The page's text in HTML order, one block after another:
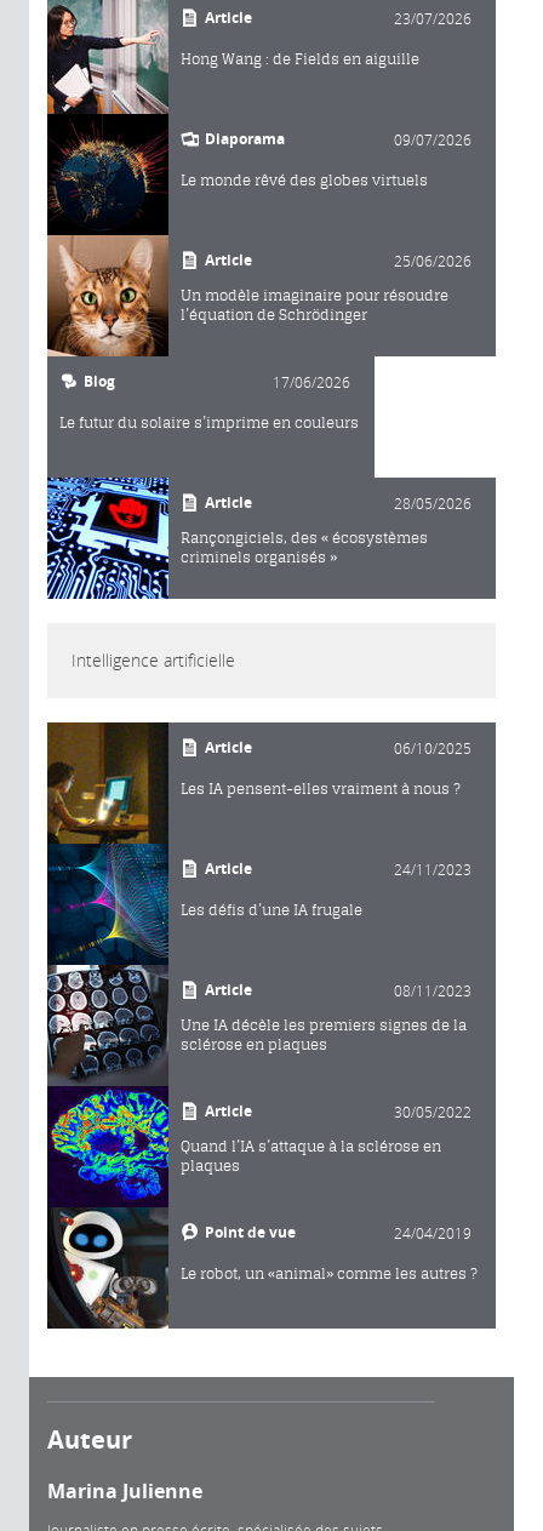
Article 23/07/2026
Hong Wang : de Fields en aiguille
Diaporama 09/07/2026
Le monde rêvé des globes virtuels
Article 25/06/2026
Un modèle imaginaire pour résoudre
l’équation de Schrödinger
Blog 17/06/2026
Le futur du solaire s’imprime en couleurs
Article 28/05/2026
Rançongiciels, des « écosystèmes
criminels organisés »
Intelligence artificielle
Article 06/10/2025
Les IA pensent-elles vraiment à nous ?
Article 24/11/2023
Les défis d’une IA frugale
Article 08/11/2023
Une IA décèle les premiers signes de la
sclérose en plaques
Article 30/05/2022
Quand l’IA s’attaque à la sclérose en
plaques
Point de vue 24/04/2019
Le robot, un «animal» comme les autres ?
Auteur
Marina Julienne